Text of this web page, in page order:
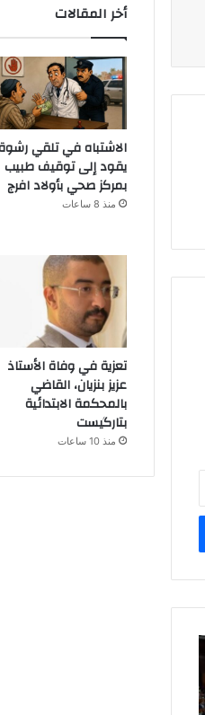
أخر المقالات
الاشتباه في تلقي
يقود إلى توقيف طبيب
بمركز صحي بأولاد افرج
منذ 8 ساعات
تعزية في وفاة الأستاذ
عزيز بنزيان، القاضي
بالمحكمة الابتدائية
بتارگيست
منذ 10 ساعات